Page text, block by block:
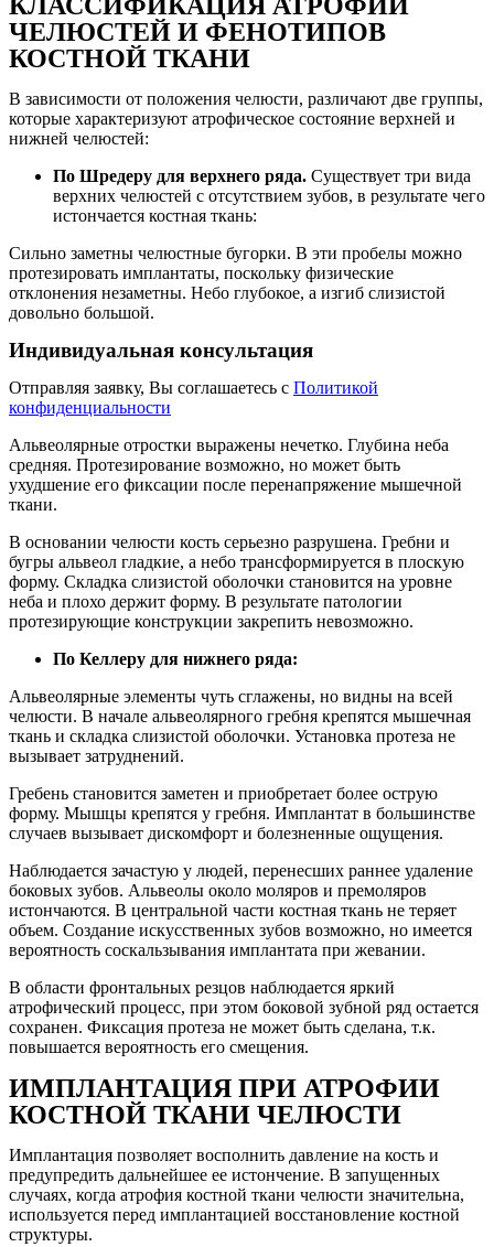
ЧЕЛЮСТЕЙ И ФЕНОТИПОВ
КОСТНОЙ ТКАНИ
В зависимости от положения челюсти, различают две группы,
которые характеризуют атрофическое состояние верхней и
нижней челюстей:
По Шредеру для верхнего ряда. Существует три вида
верхних челюстей с отсутствием зубов, в результате чего
истончается костная ткань:
Сильно заметны челюстные бугорки. В эти пробелы можно
протезировать имплантаты, поскольку физические
отклонения незаметны. Небо глубокое, а изгиб слизистой
довольно большой.
Индивидуальная консультация
Отправляя заявку, Вы соглашаетесь с Политикой
конфиденциальности
Альвеолярные отростки выражены нечетко. Глубина неба
средняя. Протезирование возможно, но может быть
ухудшение его фиксации после перенапряжение мышечной
ткани.
В основании челюсти кость серьезно разрушена. Гребни и
бугры альвеол гладкие, а небо трансформируется в плоскую
форму. Складка слизистой оболочки становится на уровне
неба и плохо держит форму. В результате патологии
протезирующие конструкции закрепить невозможно.
По Келлеру для нижнего ряда:
Альвеолярные элементы чуть сглажены, но видны на всей
челюсти. В начале альвеолярного гребня крепятся мышечная
ткань и складка слизистой оболочки. Установка протеза не
вызывает затруднений.
Гребень становится заметен и приобретает более острую
форму. Мышцы крепятся у гребня. Имплантат в большинстве
случаев вызывает дискомфорт и болезненные ощущения.
Наблюдается зачастую у людей, перенесших раннее удаление
боковых зубов. Альвеолы около моляров и премоляров
истончаются. В центральной части костная ткань не теряет
объем. Создание искусственных зубов возможно, но имеется
вероятность соскальзывания имплантата при жевании.
В области фронтальных резцов наблюдается яркий
атрофический процесс, при этом боковой зубной ряд остается
сохранен. Фиксация протеза не может быть сделана, т.к.
повышается вероятность его смещения.
ИМПЛАНТАЦИЯ ПРИ АТРОФИИ
КОСТНОЙ ТКАНИ ЧЕЛЮСТИ
Имплантация позволяет восполнить давление на кость и
предупредить дальнейшее ее истончение. В запущенных
случаях, когда атрофия костной ткани челюсти значительна,
используется перед имплантацией восстановление костной
структуры.